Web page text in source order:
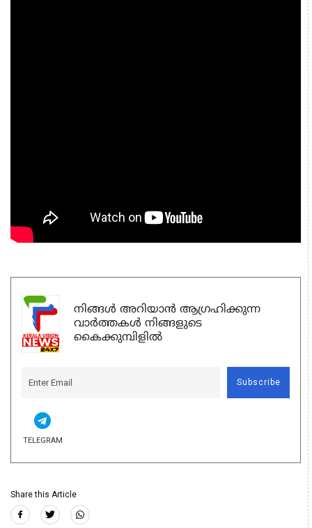
നിങ്ങൾ അറിയാൻ ആഗ്രഹിക്കുന്ന
വാർത്തകൾ നിങ്ങളുടെ
കൈക്കുമ്പിളിൽ
Subscribe
TELEGRAM
Share this Article